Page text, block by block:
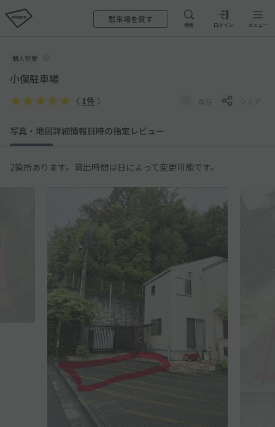
駐車場を貸す
検索 ログイン メニュー
個人管理
小俣駐車場
（ 1件 ） 保存 シェア
写真・地図詳細情報日時の指定 レビュー
2箇所あります。貸出時間は日によって変更可能です。